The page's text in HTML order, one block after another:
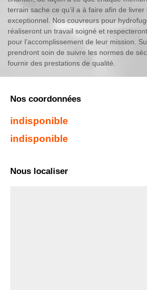
terrain sache ce qu’il a à faire afin de livrer
exceptionnel. Nos couvreurs pour
réaliseront un travail soigné et
pour l’accomplissement de leur mission.
prendront soin de suivre les normes de
fournir des prestations de qualité.
Nos coordonnées
indisponible
indisponible
Nous localiser